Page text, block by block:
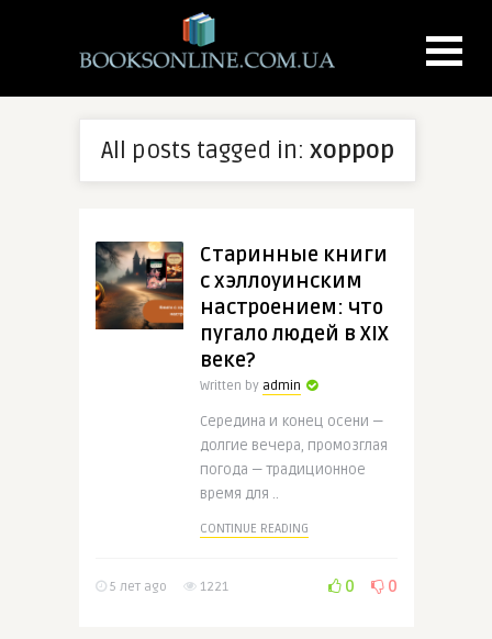
All posts tagged in: хоррор
Старинные книги
с хэллоуинским
настроением: что
пугало людей в XIX
веке?
Written by admin
Середина и конец осени —
долгие вечера, промозглая
погода — традиционное
время для ..
CONTINUE READING
5 лет ago 1221 0 0